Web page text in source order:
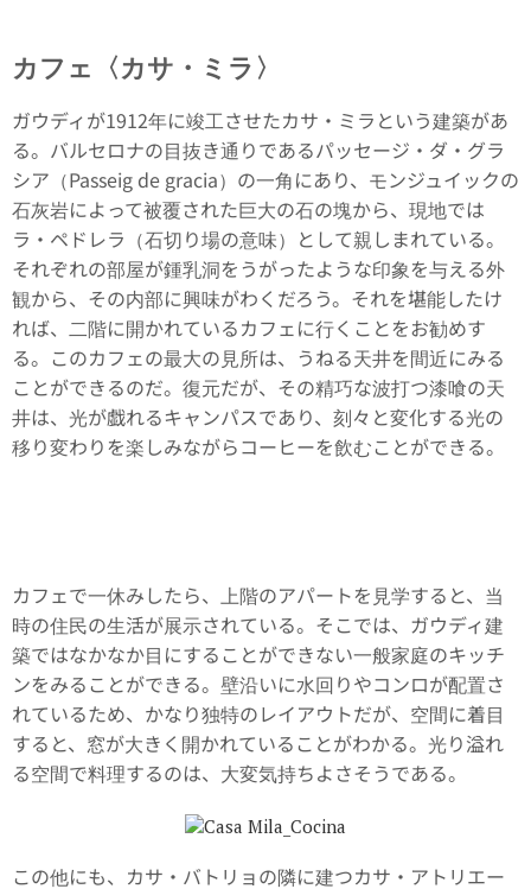
カフェ〈カサ・ミラ〉
ガウディが1912年に竣工させたカサ・ミラという建築があ
る。バルセロナの目抜き通りであるパッセージ・ダ・グラ
シア（Passeig de gracia）の一角にあり、モンジュイックの
石灰岩によって被覆された巨大の石の塊から、現地では
ラ・ペドレラ（石切り場の意味）として親しまれている。
それぞれの部屋が鍾乳洞をうがったような印象を与える外
観から、その内部に興味がわくだろう。それを堪能したけ
れば、二階に開かれているカフェに行くことをお勧めす
る。このカフェの最大の見所は、うねる天井を間近にみる
ことができるのだ。復元だが、その精巧な波打つ漆喰の天
井は、光が戯れるキャンパスであり、刻々と変化する光の
移り変わりを楽しみながらコーヒーを飲むことができる。
カフェで一休みしたら、上階のアパートを見学すると、当
時の住民の生活が展示されている。そこでは、ガウディ建
築ではなかなか目にすることができない一般家庭のキッチ
ンをみることができる。壁沿いに水回りやコンロが配置さ
れているため、かなり独特のレイアウトだが、空間に着目
すると、窓が大きく開かれていることがわかる。光り溢れ
る空間で料理するのは、大変気持ちよさそうである。
この他にも、カサ・バトリョの隣に建つカサ・アトリエー